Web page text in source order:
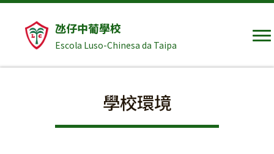
氹仔中葡學校
Escola Luso-Chinesa da Taipa
學校環境